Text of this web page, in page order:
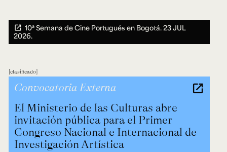
10ª Semana de Cine Portugués en Bogotá.23 JUL
2026.
clasificado
El Ministerio de las Culturas abre
invitación pública para el Primer
Congreso Nacional e Internacional de
Investigación Artística
Convocatoria Externa